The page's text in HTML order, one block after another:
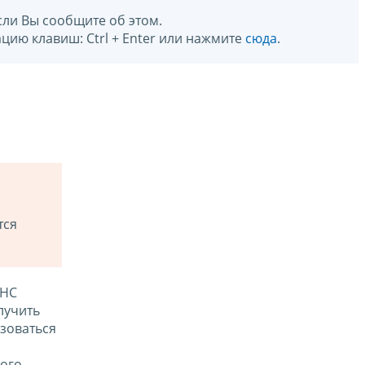
Вы сообщите об этом.
клавиш: Ctrl + Enter или нажмите сюда.